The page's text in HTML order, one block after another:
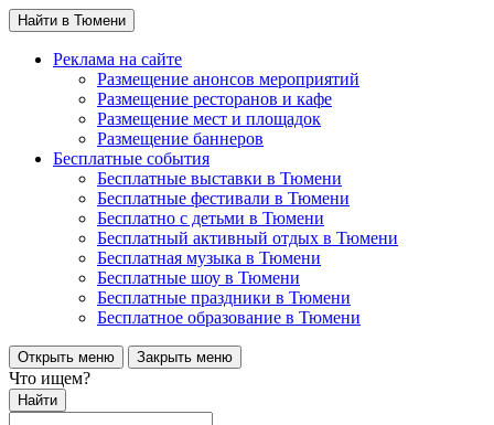
Найти в Тюмени
Реклама на сайте
Размещение анонсов мероприятий
Размещение ресторанов и кафе
Размещение мест и площадок
Размещение баннеров
Бесплатные события
Бесплатные выставки в Тюмени
Бесплатные фестивали в Тюмени
Бесплатно с детьми в Тюмени
Бесплатный активный отдых в Тюмени
Бесплатная музыка в Тюмени
Бесплатные шоу в Тюмени
Бесплатные праздники в Тюмени
Бесплатное образование в Тюмени
Открыть меню Закрыть меню
Что ищем?
Найти